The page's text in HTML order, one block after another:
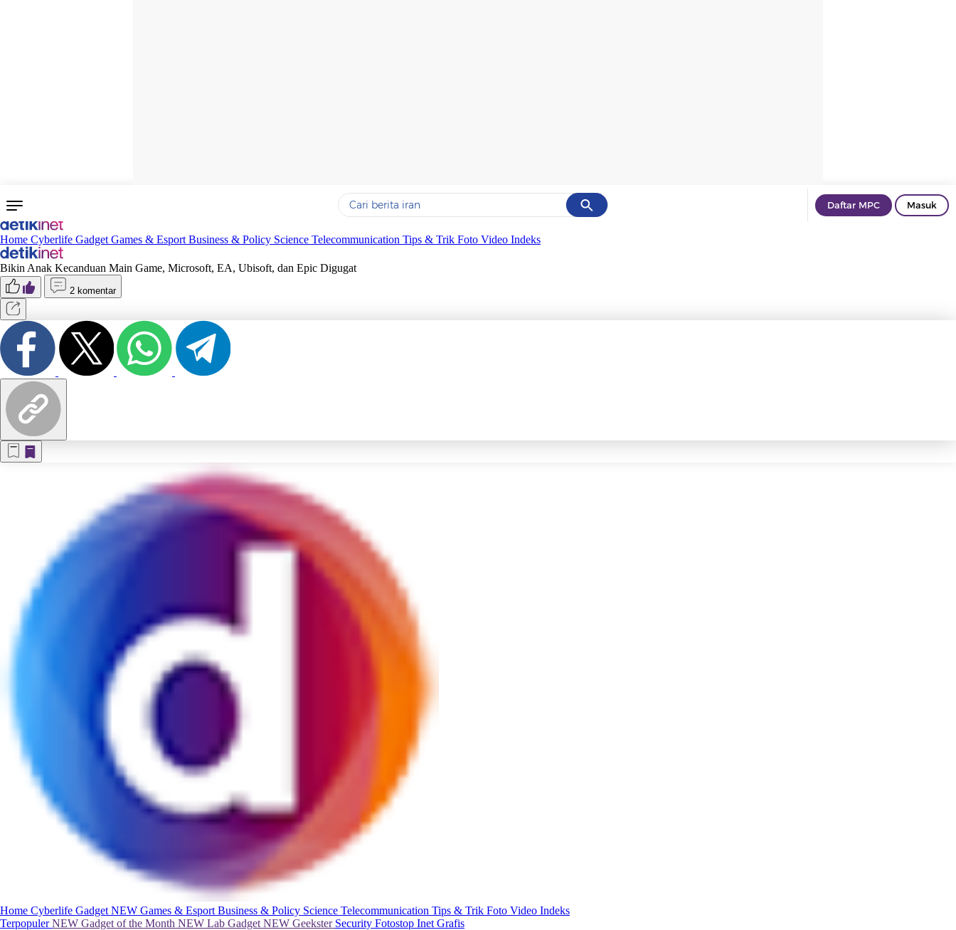
Cancel
Yang sedang ramai dicari
#1
Terakhir yang dicari
Daftar MPC Masuk
Home Cyberlife Gadget Games & Esport Business & Policy Science Telecommunication Tips & Trik Foto Video Indeks
Bikin Anak Kecanduan Main Game, Microsoft, EA, Ubisoft, dan Epic Digugat
2 komentar
Home Cyberlife Gadget NEW Games & Esport Business & Policy Science Telecommunication Tips & Trik Foto Video Indeks
TerpopulerNEW Gadget of the Month NEW Lab Gadget NEW Geekster Security Fotostop Inet Grafis